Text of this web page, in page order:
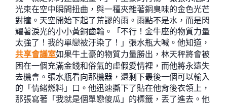
光束在空中瞬間扭曲，與一種夾雜著銅臭味的金色光芒
對撞。天空開始下起了荒謬的雨。雨點不是水，而是閃
耀著淚光的小小黃銅齒輪。「不行！金牛座的物質力量
太強了！我的單戀被汙染了！」張水瓶大喊。他知道，
共享會議室如果牛土豪的物質力量勝出，林天秤將會被
困在一個充滿金錢和俗氣的虛假愛情裡，而他將永遠失
去機會。張水瓶看向那機器，還剩下最後一個可以輸入
的「情緒燃料」口。他迅速撕下了貼在他背後衣領上，
那張寫著「我就是個單戀傻瓜」的標籤，丟了進去。他